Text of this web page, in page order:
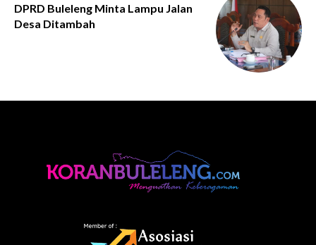
DPRD Buleleng Minta Lampu Jalan
Desa Ditambah